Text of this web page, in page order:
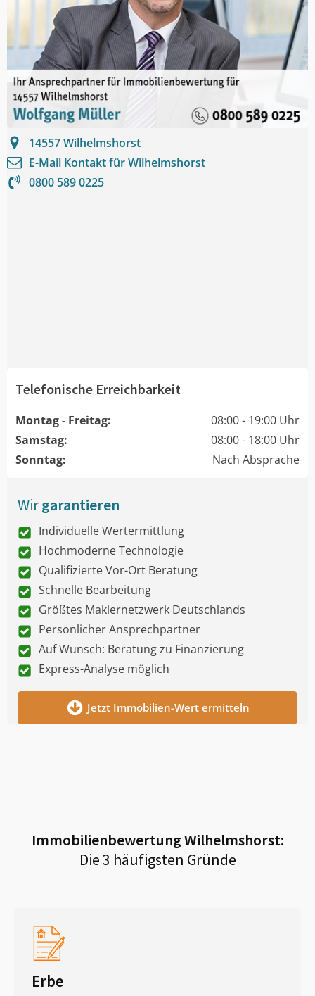
14557Wilhelmshorst
E-Mail Kontakt fürWilhelmshorst
0800 589 0225
Telefonische Erreichbarkeit
Montag - Freitag:
08:00 - 19:00 Uhr
Samstag:
08:00 - 18:00 Uhr
Sonntag:
Nach Absprache
Wirgarantieren
Individuelle Wertermittlung
Hochmoderne Technologie
Qualifizierte Vor-Ort Beratung
Schnelle Bearbeitung
Größtes Maklernetzwerk Deutschlands
Persönlicher Ansprechpartner
Auf Wunsch: Beratung zu Finanzierung
Express-Analyse möglich
Jetzt Immobilien-Wert ermitteln
ImmobilienbewertungWilhelmshorst:
Die 3 häufigsten Gründe
Erbe